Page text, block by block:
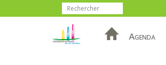
Agenda